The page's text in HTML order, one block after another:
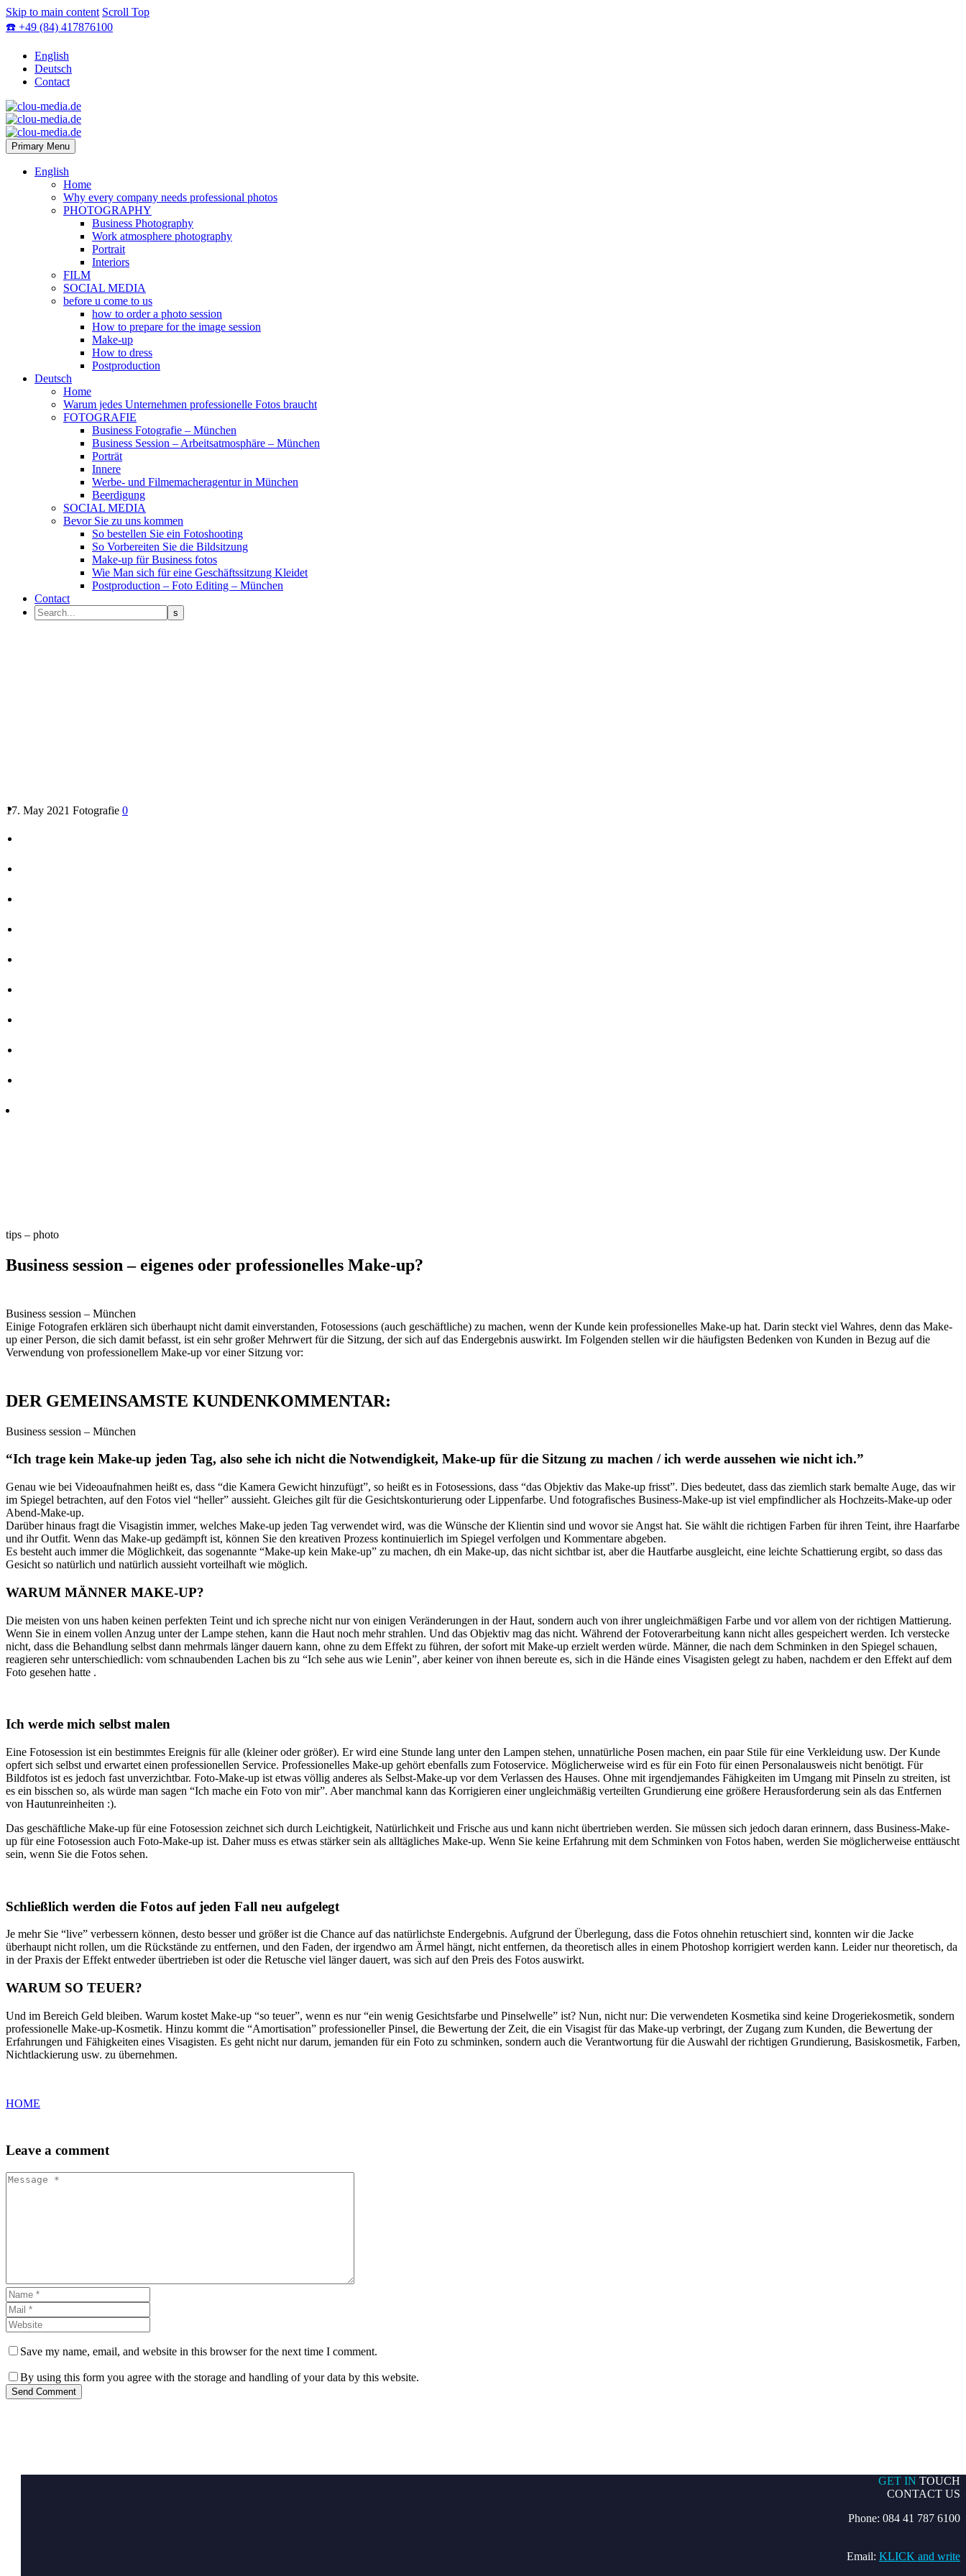
Skip to main content Scroll Top
☎️ +49 (84) 417876100
English
Deutsch
Contact
Primary Menu
English
Home
Why every company needs professional photos
PHOTOGRAPHY
Business Photography
Work atmosphere photography
Portrait
Interiors
FILM
SOCIAL MEDIA
before u come to us
how to order a photo session
How to prepare for the image session
Make-up
How to dress
Postproduction
Deutsch
Home
Warum jedes Unternehmen professionelle Fotos braucht
FOTOGRAFIE
Business Fotografie – München
Business Session – Arbeitsatmosphäre – München
Porträt
Innere
Werbe- und Filmemacheragentur in München
Beerdigung
SOCIAL MEDIA
Bevor Sie zu uns kommen
So bestellen Sie ein Fotoshooting
So Vorbereiten Sie die Bildsitzung
Make-up für Business fotos
Wie Man sich für eine Geschäftssitzung Kleidet
Postproduction – Foto Editing – München
Contact
17. May 2021 Fotografie 0
tips – photo
Business session – eigenes oder professionelles Make-up?
Business session – München
Einige Fotografen erklären sich überhaupt nicht damit einverstanden, Fotosessions (auch geschäftliche) zu machen, wenn der Kunde kein professionelles Make-up hat. Darin steckt viel Wahres, denn das Make-
up einer Person, die sich damit befasst, ist ein sehr großer Mehrwert für die Sitzung, der sich auf das Endergebnis auswirkt. Im Folgenden stellen wir die häufigsten Bedenken von Kunden in Bezug auf die
Verwendung von professionellem Make-up vor einer Sitzung vor:
DER GEMEINSAMSTE KUNDENKOMMENTAR:
Business session – München
“Ich trage kein Make-up jeden Tag, also sehe ich nicht die Notwendigkeit, Make-up für die Sitzung zu machen / ich werde aussehen wie nicht ich.”
Genau wie bei Videoaufnahmen heißt es, dass “die Kamera Gewicht hinzufügt”, so heißt es in Fotosessions, dass “das Objektiv das Make-up frisst”. Dies bedeutet, dass das ziemlich stark bemalte Auge, das wir
im Spiegel betrachten, auf den Fotos viel “heller” aussieht. Gleiches gilt für die Gesichtskonturierung oder Lippenfarbe. Und fotografisches Business-Make-up ist viel empfindlicher als Hochzeits-Make-up oder
Abend-Make-up.
Darüber hinaus fragt die Visagistin immer, welches Make-up jeden Tag verwendet wird, was die Wünsche der Klientin sind und wovor sie Angst hat. Sie wählt die richtigen Farben für ihren Teint, ihre Haarfarbe
und ihr Outfit. Wenn das Make-up gedämpft ist, können Sie den kreativen Prozess kontinuierlich im Spiegel verfolgen und Kommentare abgeben.
Es besteht auch immer die Möglichkeit, das sogenannte “Make-up kein Make-up” zu machen, dh ein Make-up, das nicht sichtbar ist, aber die Hautfarbe ausgleicht, eine leichte Schattierung ergibt, so dass das
Gesicht so natürlich und natürlich aussieht vorteilhaft wie möglich.
WARUM MÄNNER MAKE-UP?
Die meisten von uns haben keinen perfekten Teint und ich spreche nicht nur von einigen Veränderungen in der Haut, sondern auch von ihrer ungleichmäßigen Farbe und vor allem von der richtigen Mattierung.
Wenn Sie in einem vollen Anzug unter der Lampe stehen, kann die Haut noch mehr strahlen. Und das Objektiv mag das nicht. Während der Fotoverarbeitung kann nicht alles gespeichert werden. Ich verstecke
nicht, dass die Behandlung selbst dann mehrmals länger dauern kann, ohne zu dem Effekt zu führen, der sofort mit Make-up erzielt werden würde. Männer, die nach dem Schminken in den Spiegel schauen,
reagieren sehr unterschiedlich: vom schnaubenden Lachen bis zu “Ich sehe aus wie Lenin”, aber keiner von ihnen bereute es, sich in die Hände eines Visagisten gelegt zu haben, nachdem er den Effekt auf dem
Foto gesehen hatte .
Ich werde mich selbst malen
Eine Fotosession ist ein bestimmtes Ereignis für alle (kleiner oder größer). Er wird eine Stunde lang unter den Lampen stehen, unnatürliche Posen machen, ein paar Stile für eine Verkleidung usw. Der Kunde
opfert sich selbst und erwartet einen professionellen Service. Professionelles Make-up gehört ebenfalls zum Fotoservice. Möglicherweise wird es für ein Foto für einen Personalausweis nicht benötigt. Für
Bildfotos ist es jedoch fast unverzichtbar. Foto-Make-up ist etwas völlig anderes als Selbst-Make-up vor dem Verlassen des Hauses. Ohne mit irgendjemandes Fähigkeiten im Umgang mit Pinseln zu streiten, ist
es ein bisschen so, als würde man sagen “Ich mache ein Foto von mir”. Aber manchmal kann das Korrigieren einer ungleichmäßig verteilten Grundierung eine größere Herausforderung sein als das Entfernen
von Hautunreinheiten :).
Das geschäftliche Make-up für eine Fotosession zeichnet sich durch Leichtigkeit, Natürlichkeit und Frische aus und kann nicht übertrieben werden. Sie müssen sich jedoch daran erinnern, dass Business-Make-
up für eine Fotosession auch Foto-Make-up ist. Daher muss es etwas stärker sein als alltägliches Make-up. Wenn Sie keine Erfahrung mit dem Schminken von Fotos haben, werden Sie möglicherweise enttäuscht
sein, wenn Sie die Fotos sehen.
Schließlich werden die Fotos auf jeden Fall neu aufgelegt
Je mehr Sie “live” verbessern können, desto besser und größer ist die Chance auf das natürlichste Endergebnis. Aufgrund der Überlegung, dass die Fotos ohnehin retuschiert sind, konnten wir die Jacke
überhaupt nicht rollen, um die Rückstände zu entfernen, und den Faden, der irgendwo am Ärmel hängt, nicht entfernen, da theoretisch alles in einem Photoshop korrigiert werden kann. Leider nur theoretisch, da
in der Praxis der Effekt entweder übertrieben ist oder die Retusche viel länger dauert, was sich auf den Preis des Fotos auswirkt.
WARUM SO TEUER?
Und im Bereich Geld bleiben. Warum kostet Make-up “so teuer”, wenn es nur “ein wenig Gesichtsfarbe und Pinselwelle” ist? Nun, nicht nur: Die verwendeten Kosmetika sind keine Drogeriekosmetik, sondern
professionelle Make-up-Kosmetik. Hinzu kommt die “Amortisation” professioneller Pinsel, die Bewertung der Zeit, die ein Visagist für das Make-up verbringt, der Zugang zum Kunden, die Bewertung der
Erfahrungen und Fähigkeiten eines Visagisten. Es geht nicht nur darum, jemanden für ein Foto zu schminken, sondern auch die Verantwortung für die Auswahl der richtigen Grundierung, Basiskosmetik, Farben,
Nichtlackierung usw. zu übernehmen.
HOME
Leave a comment
Save my name, email, and website in this browser for the next time I comment.
By using this form you agree with the storage and handling of your data by this website.
Send Comment
GET IN TOUCH
CONTACT US
Phone: 084 41 787 6100
Email: KLICK and write